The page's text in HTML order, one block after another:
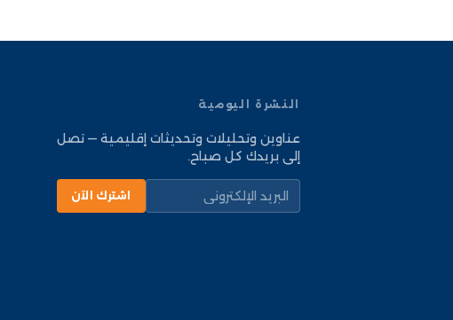
النشرة اليومية
عناوين وتحليلات وتحديثات إقليمية — تصل
إلى بريدك كل صباح.
اشترك الآن